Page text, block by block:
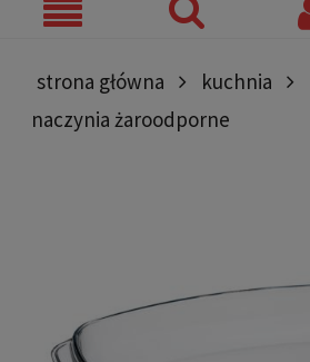
strona główna kuchnia
naczynia żaroodporne